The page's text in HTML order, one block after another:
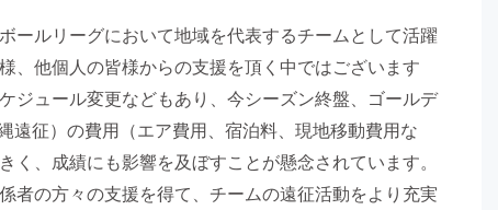
ールリーグにおいて地域を代表するチームとして活躍
、他個人の皆様からの支援を頂く中ではございます
ジュール変更などもあり、今シーズン終盤、ゴールデ
遠征）の費用（エア費用、宿泊料、現地移動費用な
く、成績にも影響を及ぼすことが懸念されています。
者の方々の支援を得て、チームの遠征活動をより充実